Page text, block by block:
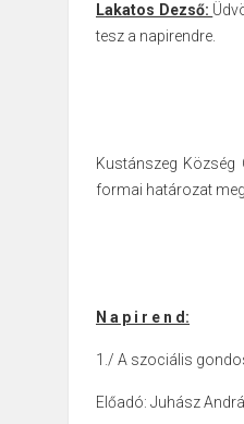
Lakatos Dezső:
tesz a napirendre.
Kustánszeg Község
formai határozat
N a p i r e n d:
1./ A szociális
Előadó: Juhász